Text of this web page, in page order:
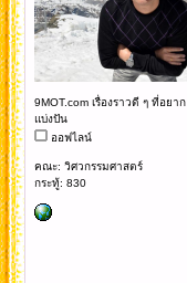
9MOT.com เรื่องราวดี ๆ ที่อยาก
แบ่งปัน
ออฟไลน์
คณะ: วิศวกรรมศาสตร์
กระทู้: 830